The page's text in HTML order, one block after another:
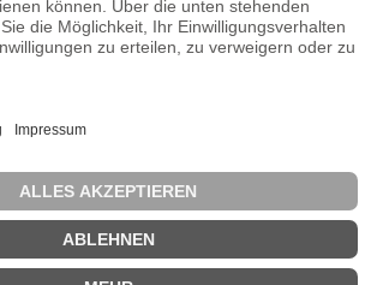
der Bundesvereinigung der Straßenbau- und Verkehrsingenieure e. V. (BSVI). Diese vertritt in 14